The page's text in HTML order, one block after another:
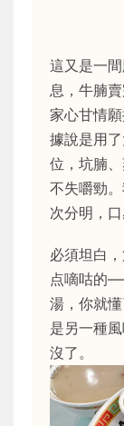
這又是一
息，牛腩
家心甘情
據說是用
位，坑腩
不失嚼勁
次分明，口
必須坦白
点嘀咕的
湯，你就
是另一種
沒了。